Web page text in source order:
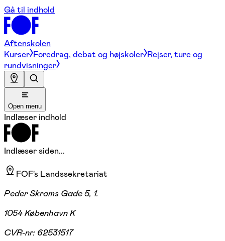
Gå til indhold
Aftenskolen
Kurser Foredrag, debat og højskoler Rejser, ture og
rundvisninger
Open menu
Indlæser indhold
Indlæser siden...
FOF's Landssekretariat
Peder Skrams Gade 5, 1.
1054 København K
CVR-nr: 62531517